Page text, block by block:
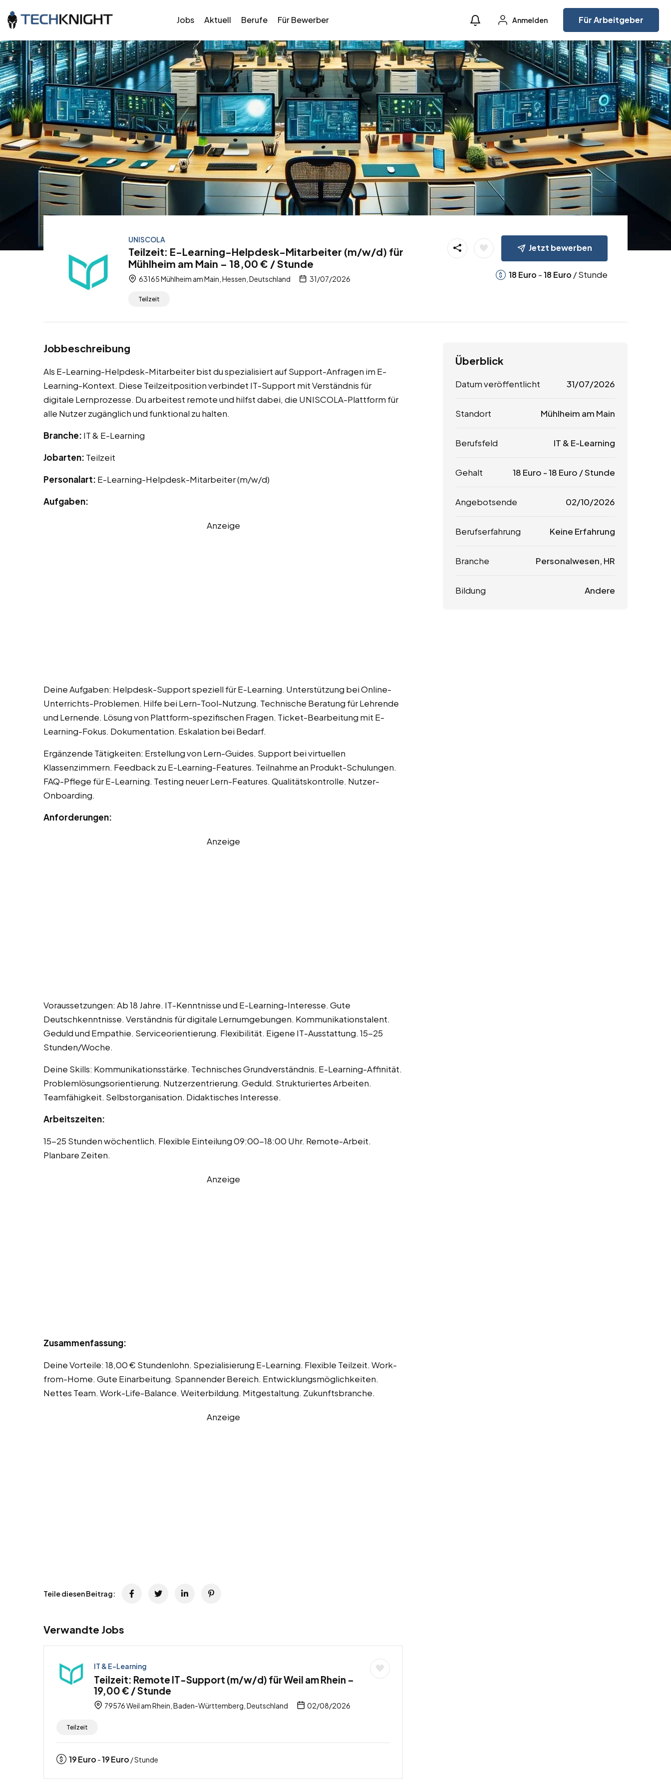
Jobs Aktuell Berufe Für Bewerber Anmelden Für Arbeitgeber
UNISCOLA
Teilzeit: E-Learning-Helpdesk-Mitarbeiter (m/w/d) für
Mühlheim am Main – 18,00 € / Stunde
63165 Mühlheim am Main, Hessen, Deutschland 31/07/2026
Teilzeit
Jetzt bewerben
18 Euro -18 Euro / Stunde
Jobbeschreibung
Als E-Learning-Helpdesk-Mitarbeiter bist du spezialisiert auf Support-Anfragen im E-
Learning-Kontext. Diese Teilzeitposition verbindet IT-Support mit Verständnis für
digitale Lernprozesse. Du arbeitest remote und hilfst dabei, die UNISCOLA-Plattform für
alle Nutzer zugänglich und funktional zu halten.
Branche: IT & E-Learning
Jobarten: Teilzeit
Personalart: E-Learning-Helpdesk-Mitarbeiter (m/w/d)
Aufgaben:
Anzeige
Deine Aufgaben: Helpdesk-Support speziell für E-Learning. Unterstützung bei Online-
Unterrichts-Problemen. Hilfe bei Lern-Tool-Nutzung. Technische Beratung für Lehrende
und Lernende. Lösung von Plattform-spezifischen Fragen. Ticket-Bearbeitung mit E-
Learning-Fokus. Dokumentation. Eskalation bei Bedarf.
Ergänzende Tätigkeiten: Erstellung von Lern-Guides. Support bei virtuellen
Klassenzimmern. Feedback zu E-Learning-Features. Teilnahme an Produkt-Schulungen.
FAQ-Pflege für E-Learning. Testing neuer Lern-Features. Qualitätskontrolle. Nutzer-
Onboarding.
Anforderungen:
Anzeige
Voraussetzungen: Ab 18 Jahre. IT-Kenntnisse und E-Learning-Interesse. Gute
Deutschkenntnisse. Verständnis für digitale Lernumgebungen. Kommunikationstalent.
Geduld und Empathie. Serviceorientierung. Flexibilität. Eigene IT-Ausstattung. 15-25
Stunden/Woche.
Deine Skills: Kommunikationsstärke. Technisches Grundverständnis. E-Learning-Affinität.
Problemlösungsorientierung. Nutzerzentrierung. Geduld. Strukturiertes Arbeiten.
Teamfähigkeit. Selbstorganisation. Didaktisches Interesse.
Arbeitszeiten:
15-25 Stunden wöchentlich. Flexible Einteilung 09:00-18:00 Uhr. Remote-Arbeit.
Planbare Zeiten.
Anzeige
Zusammenfassung:
Deine Vorteile: 18,00 € Stundenlohn. Spezialisierung E-Learning. Flexible Teilzeit. Work-
from-Home. Gute Einarbeitung. Spannender Bereich. Entwicklungsmöglichkeiten.
Nettes Team. Work-Life-Balance. Weiterbildung. Mitgestaltung. Zukunftsbranche.
Anzeige
Teile diesen Beitrag:
Verwandte Jobs
IT & E-Learning
Teilzeit: Remote IT-Support (m/w/d) für Weil am Rhein –
19,00 € / Stunde
79576 Weil am Rhein, Baden-Württemberg, Deutschland 02/08/2026
Teilzeit
19Euro -19Euro / Stunde
Überblick
Datum veröffentlicht 31/07/2026
Standort Mühlheim am Main
Berufsfeld IT & E-Learning
Gehalt 18 Euro -18 Euro / Stunde
Angebotsende 02/10/2026
Berufserfahrung Keine Erfahrung
Branche Personalwesen, HR
Bildung Andere